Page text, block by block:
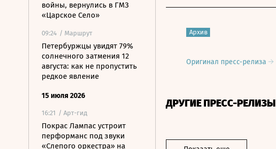
войны, вернулись в ГМЗ
«Царское Село»
09:24 / Маршрут
Петербуржцы увидят 79%
солнечного затмения 12
августа: как не пропустить
редкое явление
15 июля 2026
16:21 / Арт-гид
Покрас Лампас устроит
перформанс под звуки
«Слепого оркестра» на
Архив
Оригинал пресс-релиза
ДРУГИЕ ПРЕСС-РЕЛИЗЫ